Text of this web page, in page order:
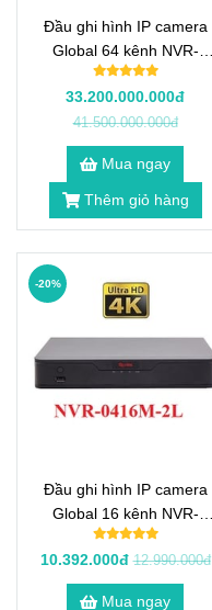
Đầu ghi hình IP camera
Global 64 kênh NVR-
0864M-2L
33.200.000.000đ
41.500.000.000đ
Mua ngay
Thêm giỏ hàng
Đầu ghi hình IP camera
Global 16 kênh NVR-
0416M-2L
10.392.000đ 12.990.000đ
-20%
Mua ngay